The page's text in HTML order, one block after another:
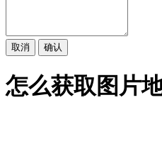
取消 确认
怎么获取图片